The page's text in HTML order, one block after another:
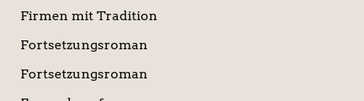
Firmen mit Tradition
Fortsetzungsroman
Fortsetzungsroman